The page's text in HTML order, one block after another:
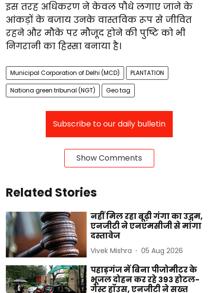
इस तरह अधिकरण ने केवल पौधे लगाए जाने के
आंकड़ों के बजाय उनके वास्तविक रूप से जीवित
रहने और मौके पर मौजूद होने की पुष्टि को भी
निगरानी का हिस्सा बनाया है।
Municipal Corporation of Delhi (MCD) PLANTATION
Nationa green tribunal (NGT) Geo tag
Subscribe to our daily bulletin
Show Comments
Related Stories
नहीं मिल रहा बूढ़ी गंगा का उद्गम,
एनजीटी ने एनएमसीजी से मांगा
दस्तावेज
Vivek Mishra 05 Aug 2026
पहाड़गंज में बिना पीजोमीटर के
भूजल दोहन कर रहे 393 होटल-
गेस्ट हॉउस, एनजीटी ने सख्त